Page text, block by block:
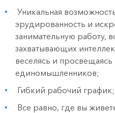
Уникальная
эрудированность и
занимательную работу,
захватывающих
веселясь и
единомышленников;
Гибкий рабочий график;
Все равно‚ где вы